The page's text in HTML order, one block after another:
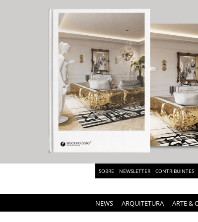
SOBRE NEWSLETTER CONTRIBUINTES
NEWS ARQUITETURA ARTE &